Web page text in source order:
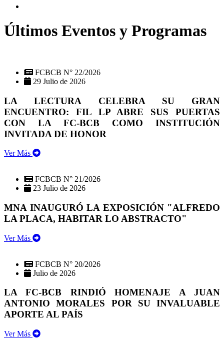
Últimos Eventos y Programas
FCBCB N° 22/2026
29 Julio de 2026
LA LECTURA CELEBRA SU GRAN
ENCUENTRO: FIL LP ABRE SUS PUERTAS
CON LA FC-BCB COMO INSTITUCIÓN
INVITADA DE HONOR
Ver Más
FCBCB N° 21/2026
23 Julio de 2026
MNA INAUGURÓ LA EXPOSICIÓN "ALFREDO
LA PLACA, HABITAR LO ABSTRACTO"
Ver Más
FCBCB N° 20/2026
Julio de 2026
LA FC-BCB RINDIÓ HOMENAJE A JUAN
ANTONIO MORALES POR SU INVALUABLE
APORTE AL PAÍS
Ver Más